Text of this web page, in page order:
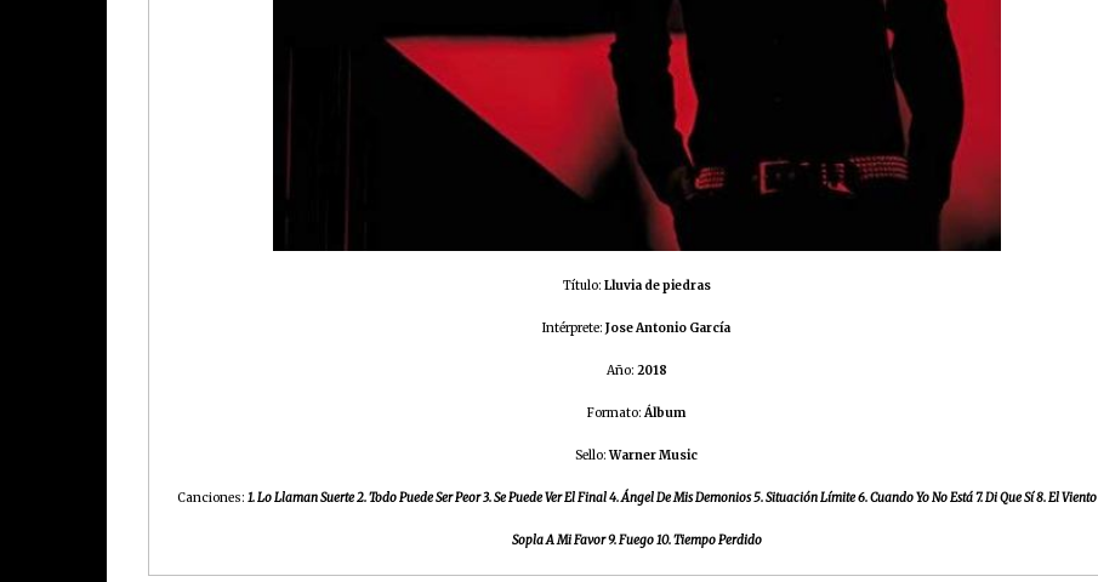
Título: Lluvia de piedras
Intérprete: Jose Antonio García
Año: 2018
Formato: Álbum
Sello:Warner Music
Canciones: 1. Lo Llaman Suerte 2. Todo Puede Ser Peor 3. Se Puede Ver El Final 4. Ángel De Mis Demonios 5. Situación Límite 6. Cuando Yo No Está 7. Di Que Sí 8. El Viento
Sopla A Mi Favor 9. Fuego 10. Tiempo Perdido